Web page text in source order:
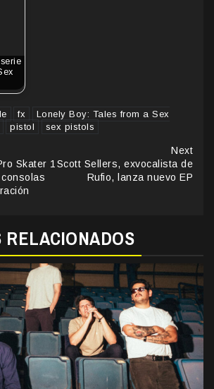
fx
Lonely Boy: Tales from a Sex
pistol sex pistols
Skater 1
Next
Scott Sellers, exvocalista de
Rufio, lanza nuevo EP